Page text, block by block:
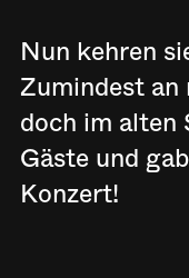
Nun kehren
Zumindest an
doch im alten
Gäste und
Konzert!